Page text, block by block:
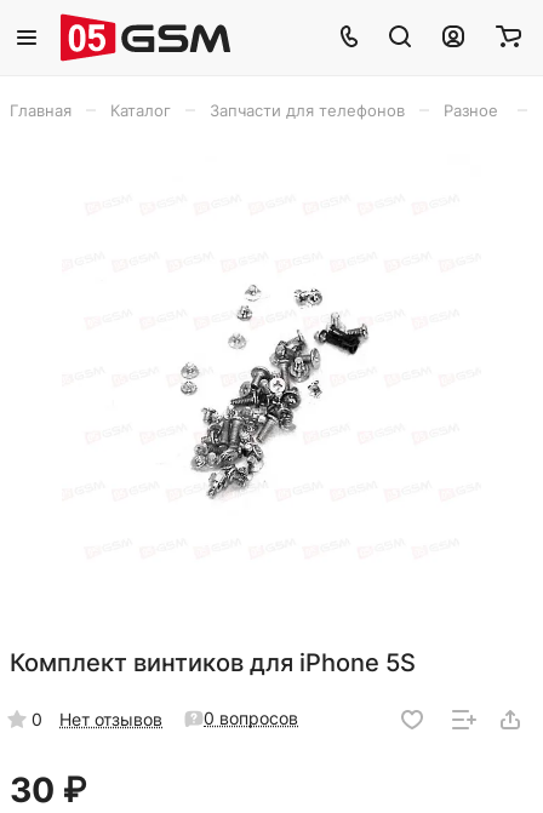
Главная Каталог Запчасти для телефонов Разное
Комплект винтиков для iPhone 5S
0 Нет отзывов 0 вопросов
30 ₽